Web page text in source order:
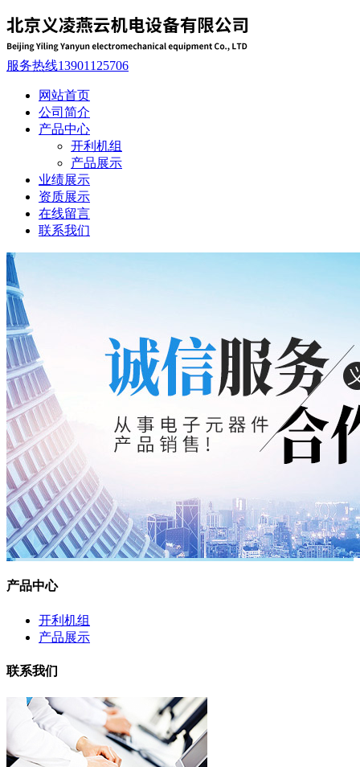
服务热线13901125706
网站首页
公司简介
产品中心
开利机组
产品展示
业绩展示
资质展示
在线留言
联系我们
产品中心
开利机组
产品展示
联系我们